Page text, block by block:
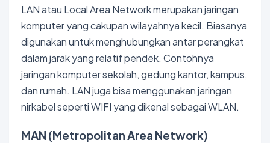
LAN atau Local Area Network merupakan jaringan
komputer yang cakupan wilayahnya kecil. Biasanya
digunakan untuk menghubungkan antar perangkat
dalam jarak yang relatif pendek. Contohnya
jaringan komputer sekolah, gedung kantor, kampus,
dan rumah. LAN juga bisa menggunakan jaringan
nirkabel seperti WIFI yang dikenal sebagai WLAN.
MAN (Metropolitan Area Network)